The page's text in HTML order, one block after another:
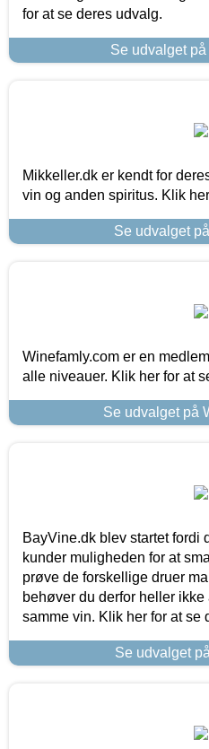
for at se deres udvalg.
Se udvalget
Mikkeller.dk er kendt for
vin og anden spiritus. Klik
Se udvalget
Winefamly.com er en
alle niveauer. Klik her for at
Se udvalget på
BayVine.dk blev startet fordi
kunder muligheden for at
prøve de forskellige druer
behøver du derfor heller
samme vin. Klik her for at se
Se udvalget